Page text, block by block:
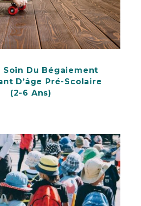
Soin Du Bégaiement
D’âge Pré-Scolaire
(2-6 Ans)